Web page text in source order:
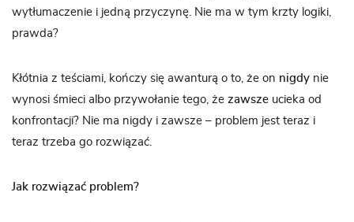
wytłumaczenie i jedną przyczynę. Nie ma w tym krzty logiki,
prawda?
Kłótnia z teściami, kończy się awanturą o to, że on nigdy nie
wynosi śmieci albo przywołanie tego, że zawsze ucieka od
konfrontacji? Nie ma nigdy i zawsze – problem jest teraz i
teraz trzeba go rozwiązać.
Jak rozwiązać problem?